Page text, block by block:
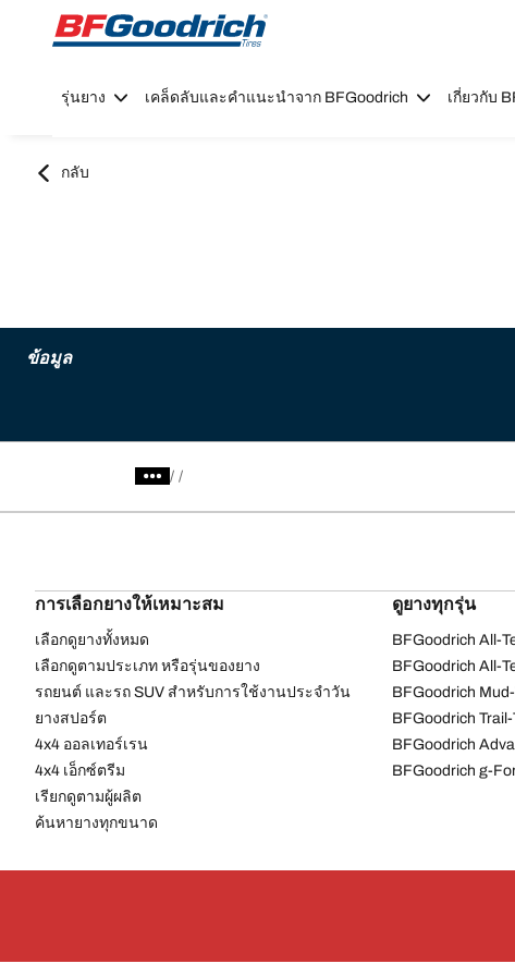
Go to page content
Go to page navigation
รุ่นยาง เคล็ดลับและคำแนะนำจาก BFGoodrich เกี่ยวกับ
กลับ
ข้อมูล
/
การเลือกยางให้เหมาะสม
เลือกดูยางทั้งหมด
เลือกดูตามประเภท หรือรุ่นของยาง
รถยนต์ และรถ SUV สำหรับการใช้งานประจำวัน
ยางสปอร์ต
4x4 ออลเทอร์เรน​
4x4 เอ็กซ์ตรีม​
เรียกดูตามผู้ผลิต
ค้นหายางทุกขนาด
ดูยางทุกรุ่น
BFGoodrich All-
BFGoodrich All-
BFGoodrich
BFGoodrich
BFGoodrich
BFGoodrich g-